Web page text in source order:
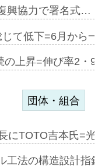
興協力で署名式…
て低下=6月から一
の上昇=伸び率2・
団体・組合
にTOTO吉本氏=光
工法の構造設計指針